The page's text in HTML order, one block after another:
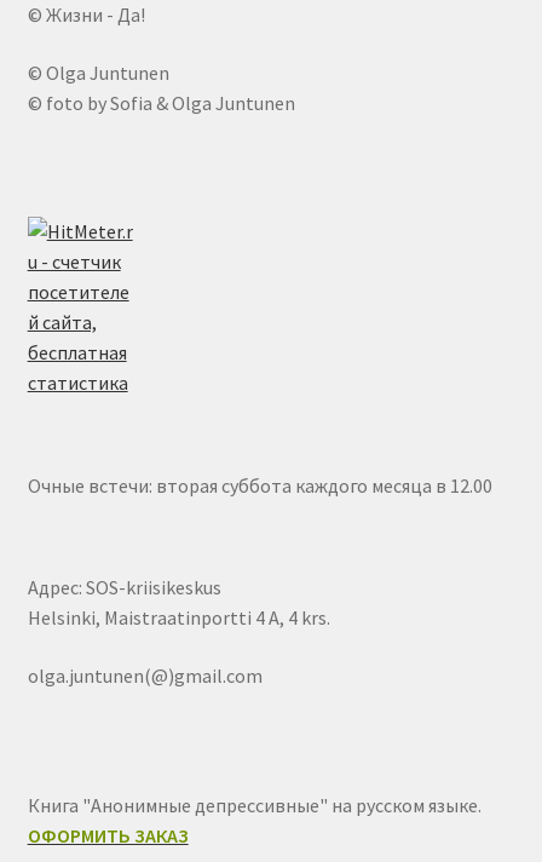
© Жизни - Да!
© Olga Juntunen
© foto by Sofia & Olga Juntunen
Очные встечи: вторая суббота каждого месяца в 12.00
Адрес: SOS-kriisikeskus
Helsinki, Maistraatinportti 4 A, 4 krs.
olga.juntunen(@)gmail.com
Книга "Анонимные депрессивные" на русском языке.
ОФОРМИТЬ ЗАКАЗ